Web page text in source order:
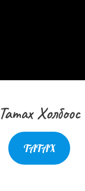
Татах Холбоос
ТАТАХ